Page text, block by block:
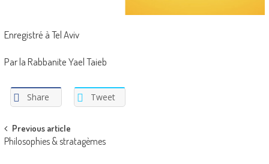
Enregistré à Tel Aviv
Par la Rabbanite Yael Taieb
Share Tweet
Post
navigation
Previous article
Philosophies & stratagèmes